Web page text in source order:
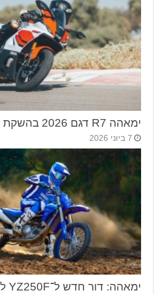
ימאהה R7 דגם 2026 בהשקת מסלול
7 ביוני 2026
ימאהה: דור חדש ל־YZ250F לשנת 2027